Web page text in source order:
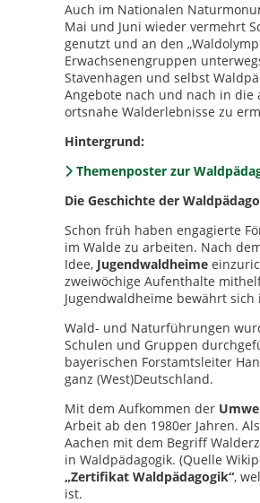
Auch im Nationalen
Mai und Juni wieder vermehrt
genutzt und an den
Erwachsenengruppen
Stavenhagen und selbst
Angebote nach und nach in
ortsnahe Walderlebnisse zu
Hintergrund:
Themenposter zur
Die Geschichte der
Schon früh haben engagierte
im Walde zu arbeiten. Nach
Idee, Jugendwaldheime
zweiwöchige Aufenthalte
Jugendwaldheime bewährt
Wald- und Naturführungen
Schulen und Gruppen
bayerischen Forstamtsleiter
ganz (West)Deutschland.
Mit dem Aufkommen der
Arbeit ab den 1980er Jahren.
Aachen mit dem Begriff
in Waldpädagogik. (Quelle
„Zertifikat Waldpädagogik“,
ist.